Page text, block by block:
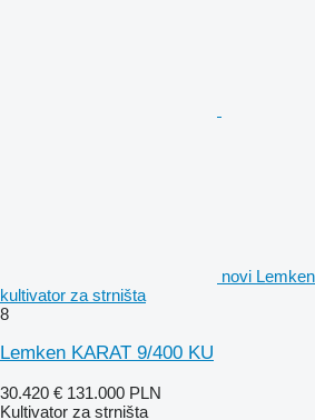
novi
kultivator za strništa
8
Lemken KARAT 9/400 KU
30.420 € 131.000 PLN
Kultivator za strništa